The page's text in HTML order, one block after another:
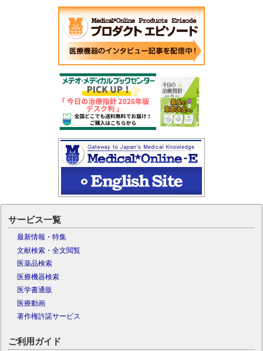
サービス一覧
最新情報・特集
文献検索・全文閲覧
医薬品検索
医療機器検索
医学書通販
医療動画
著作権許諾サービス
ご利用ガイド